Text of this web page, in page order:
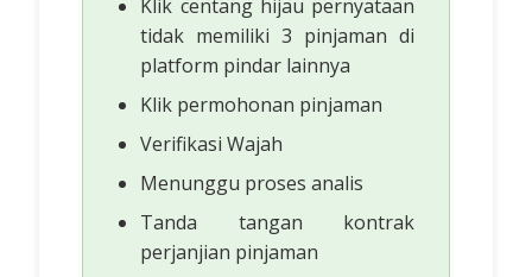
Klik centang hijau pernyataan
tidak memiliki 3 pinjaman di
platform pindar lainnya
Klik permohonan pinjaman
Verifikasi Wajah
Menunggu proses analis
Tanda tangan kontrak
perjanjian pinjaman